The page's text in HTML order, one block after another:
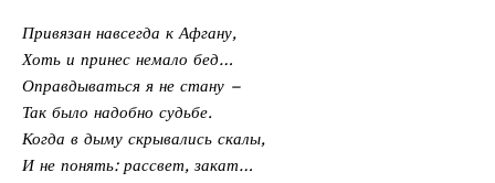
Привязан навсегда к Афгану,
Хоть и принес немало бед…
Оправдываться я не стану –
Так было надобно судьбе.
Когда в дыму скрывались скалы,
И не понять: рассвет, закат…